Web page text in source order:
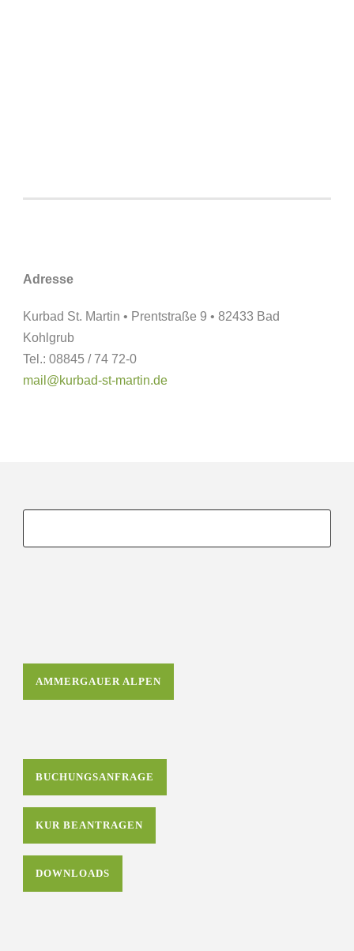
Adresse
Kurbad St. Martin • Prentstraße 9 • 82433 Bad
Kohlgrub
Tel.: 08845 / 74 72-0
mail@kurbad-st-martin.de
AMMERGAUER ALPEN
BUCHUNGSANFRAGE
KUR BEANTRAGEN
DOWNLOADS